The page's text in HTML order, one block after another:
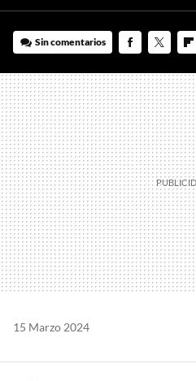
Sin comentarios
15 Marzo 2024